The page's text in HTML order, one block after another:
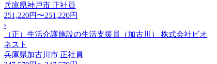
兵庫県神戸市 正社員
251,220円〜251,220円
›
（正）生活介護施設の生活支援員（加古川） 株式会社ビオ
ネスト
兵庫県加古川市 正社員